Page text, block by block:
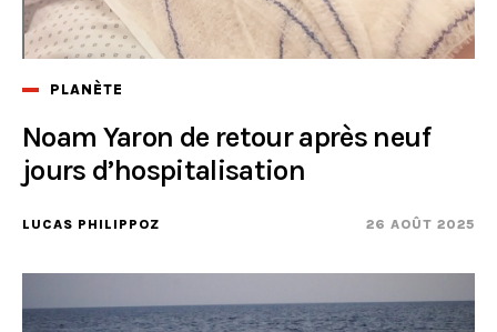
PLANÈTE
Noam Yaron de retour après neuf
jours d’hospitalisation
LUCAS PHILIPPOZ 26 AOÛT 2025